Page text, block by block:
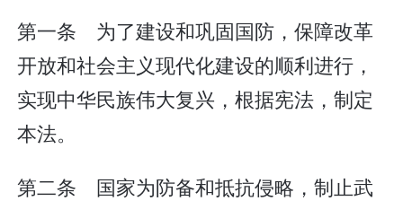
第一条 为了建设和巩固国防，保障改革
开放和社会主义现代化建设的顺利进行，
实现中华民族伟大复兴，根据宪法，制定
本法。
第二条 国家为防备和抵抗侵略，制止武